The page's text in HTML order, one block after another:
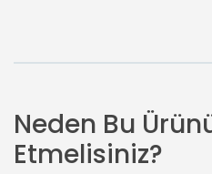
Neden Bu
Etmelisiniz?